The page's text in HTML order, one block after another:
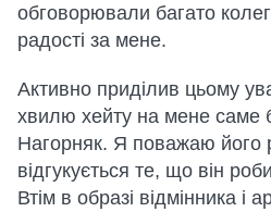
обговорювали багато
радості за мене.
Активно приділив цьому
хвилю хейту на мене саме
Нагорняк. Я поважаю його
відгукується те, що він
Втім в образі відмінника і